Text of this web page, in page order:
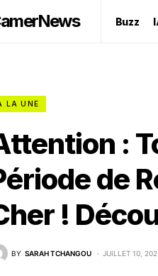
Buzz
LA UNE
:
de
!
BY SARAH TCHANGOU JUILLET 10,